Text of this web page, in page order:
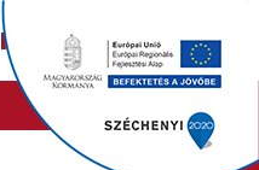
HU ▼